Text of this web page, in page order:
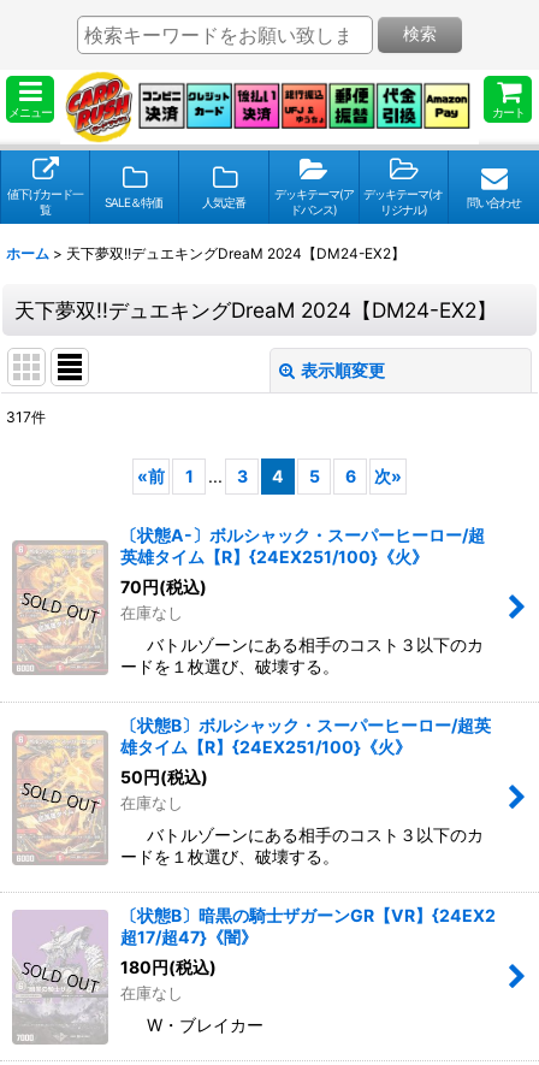
メニュー カート
検索
値下げカード一
覧
SALE＆特価 人気定番
デッキテーマ(ア
ドバンス)
デッキテーマ(オ
リジナル)
問い合わせ
ホーム > 天下夢双!!デュエキングDreaM 2024【DM24-EX2】
天下夢双!!デュエキングDreaM 2024【DM24-EX2】
表示順変更
絞り込む
317件
«前 1 ... 3 4 5 6 次»
〔状態A-〕ボルシャック・スーパーヒーロー/超
英雄タイム【R】{24EX251/100}《火》
70 円(税込)
在庫なし
バトルゾーンにある相手のコスト３以下のカ
ードを１枚選び、破壊する。
〔状態B〕ボルシャック・スーパーヒーロー/超英
雄タイム【R】{24EX251/100}《火》
50 円(税込)
在庫なし
バトルゾーンにある相手のコスト３以下のカ
ードを１枚選び、破壊する。
〔状態B〕暗黒の騎士ザガーンGR【VR】{24EX2
超17/超47}《闇》
180 円(税込)
在庫なし
W・ブレイカー